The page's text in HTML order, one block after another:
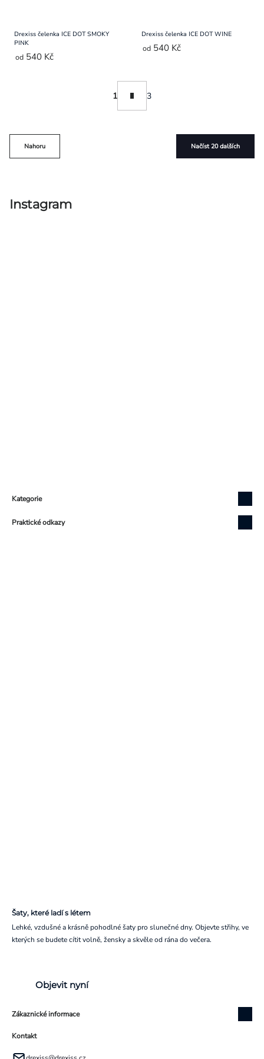
Drexiss čelenka ICE DOT SMOKY
PINK
od 540 Kč
Drexiss čelenka ICE DOT WINE
od 540 Kč
Načíst 20 dalších
1 3
Nahoru
Instagram
Kategorie
Praktické odkazy
Šaty, které ladí s létem
Lehké, vzdušné a krásně pohodlné šaty pro slunečné dny. Objevte střihy, ve
kterých se budete cítit volně, žensky a skvěle od rána do večera.
Objevit nyní
Zákaznické informace
Kontakt